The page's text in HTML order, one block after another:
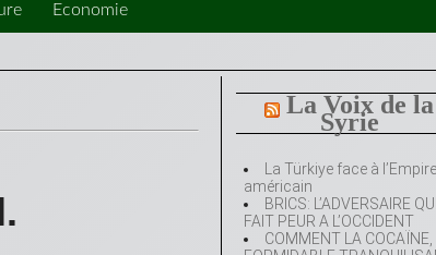
Economie
La Voix de la
Syrie
La Türkiye face à l’Empire
américain
BRICS: L’ADVERSAIRE QUI
FAIT PEUR A L’OCCIDENT
COMMENT LA COCAÏNE,